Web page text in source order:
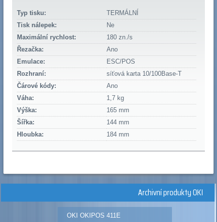
Typ tisku:
TERMÁLNÍ
Tisk nálepek:
Ne
Maximální rychlost:
180 zn./s
Řezačka:
Ano
Emulace:
ESC/POS
Rozhraní:
síťová karta 10/100Base-T
Čárové kódy:
Ano
Váha:
1,7 kg
Výška:
165 mm
Šířka:
144 mm
Hloubka:
184 mm
Archivní produkty OKI
OKI OKIPOS 411E